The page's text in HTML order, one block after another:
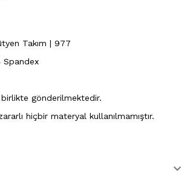
Takım | 977
Spandex
gönderilmektedir.
hiçbir materyal kullanılmamıştır.